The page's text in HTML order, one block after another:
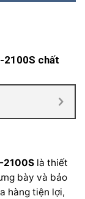
2100S chất
2100S là thiết
bày và bảo
hàng tiện lợi,